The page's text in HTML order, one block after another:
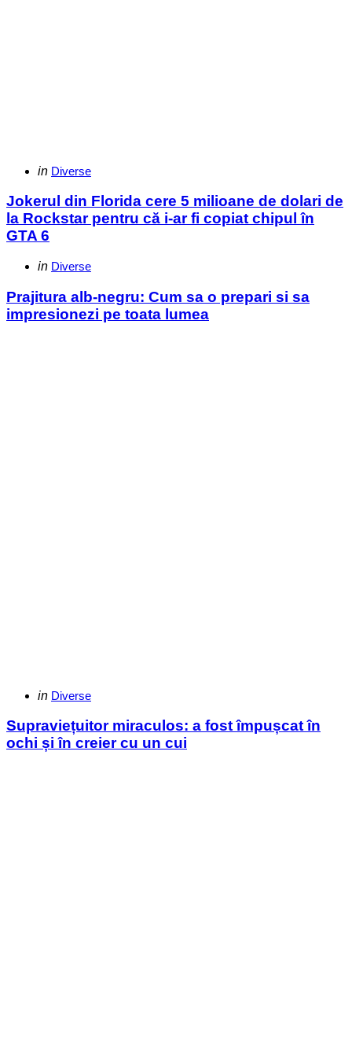
Categories
Posted
in Diverse
Jokerul din Florida cere 5 milioane de dolari de
la Rockstar pentru că i-ar fi copiat chipul în
GTA 6
Categories
Posted
in Diverse
Prajitura alb-negru: Cum sa o prepari si sa
impresionezi pe toata lumea
Categories
Posted
in Diverse
Supraviețuitor miraculos: a fost împușcat în
ochi și în creier cu un cui